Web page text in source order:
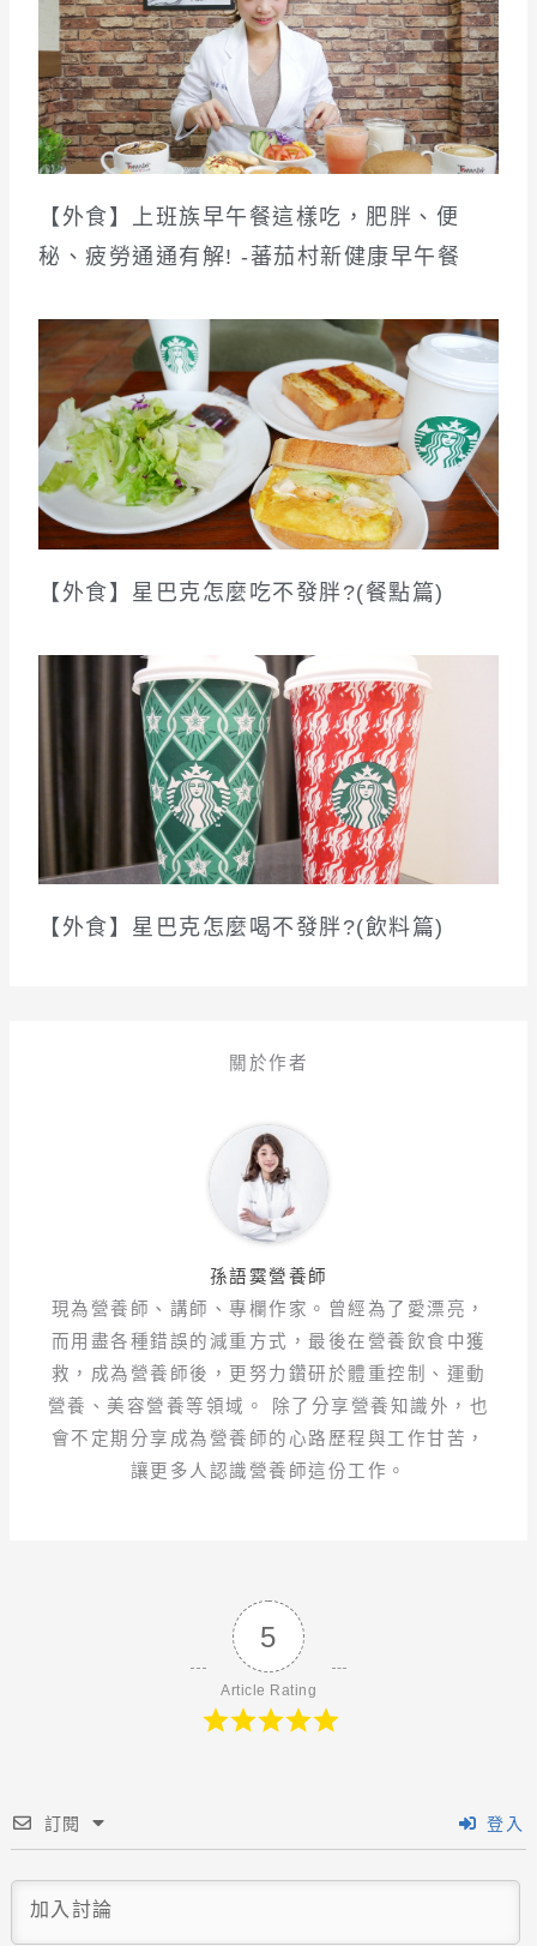
【外食】上班族早午餐這樣吃，肥胖、便
秘、疲勞通通有解! -蕃茄村新健康早午餐
【外食】星巴克怎麼吃不發胖?(餐點篇)
【外食】星巴克怎麼喝不發胖?(飲料篇)
關於作者
孫語霙營養師
現為營養師、講師、專欄作家。曾經為了愛漂亮，
而用盡各種錯誤的減重方式，最後在營養飲食中獲
救，成為營養師後，更努力鑽研於體重控制、運動
營養、美容營養等領域。 除了分享營養知識外，也
會不定期分享成為營養師的心路歷程與工作甘苦，
讓更多人認識營養師這份工作。
5
Article Rating
訂閱 登入